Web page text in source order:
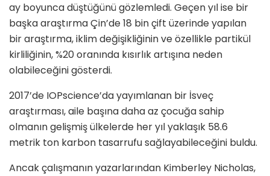
ay boyunca düştüğünü gözlemledi. Geçen yıl ise bir
başka araştırma Çin’de 18 bin çift üzerinde yapılan
bir araştırma, iklim değişikliğinin ve özellikle partikül
kirliliğinin, %20 oranında kısırlık artışına neden
olabileceğini gösterdi.
2017’de IOPscience’da yayımlanan bir İsveç
araştırması, aile başına daha az çocuğa sahip
olmanın gelişmiş ülkelerde her yıl yaklaşık 58.6
metrik ton karbon tasarrufu sağlayabileceğini buldu.
Ancak çalışmanın yazarlarından Kimberley Nicholas,